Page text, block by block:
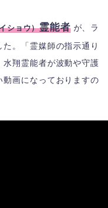
ショウ）霊能者が、ラ
。「霊媒師の指示通り
翔霊能者が波動や守護
画になっておりますの